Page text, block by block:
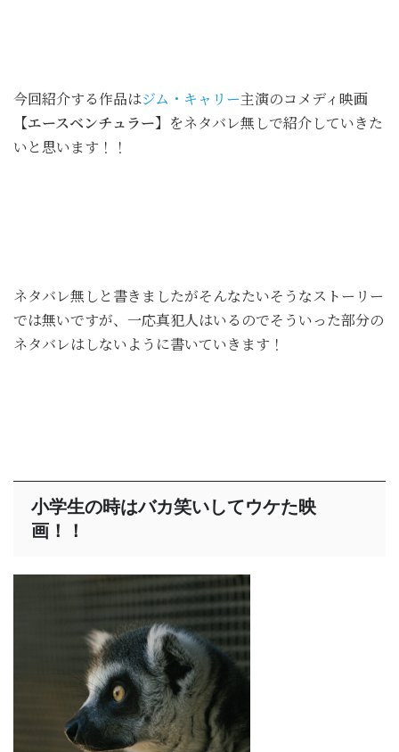
今回紹介する作品はジム・キャリー主演のコメディ映画
【エースベンチュラー】 をネタバレ無しで紹介していきた
いと思います！！
ネタバレ無しと書きましたがそんなたいそうなストーリー
では無いですが、一応真犯人はいるのでそういった部分の
ネタバレはしないように書いていきます！
小学生の時はバカ笑いしてウケた映
画！！